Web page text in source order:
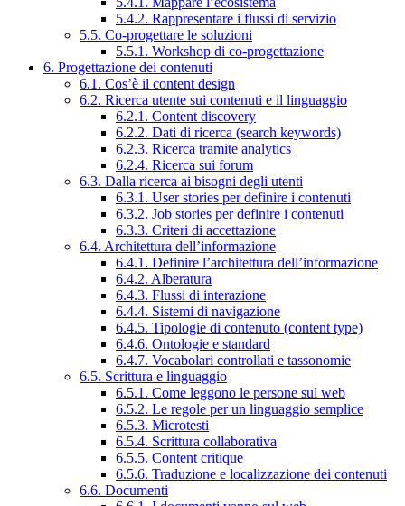
5.4.2. Rappresentare i flussi di servizio
5.5. Co-progettare le soluzioni
5.5.1. Workshop di co-progettazione
6. Progettazione dei contenuti
6.1. Cos’è il content design
6.2. Ricerca utente sui contenuti e il linguaggio
6.2.1. Content discovery
6.2.2. Dati di ricerca (search keywords)
6.2.3. Ricerca tramite analytics
6.2.4. Ricerca sui forum
6.3. Dalla ricerca ai bisogni degli utenti
6.3.1. User stories per definire i contenuti
6.3.2. Job stories per definire i contenuti
6.3.3. Criteri di accettazione
6.4. Architettura dell’informazione
6.4.1. Definire l’architettura dell’informazione
6.4.2. Alberatura
6.4.3. Flussi di interazione
6.4.4. Sistemi di navigazione
6.4.5. Tipologie di contenuto (content type)
6.4.6. Ontologie e standard
6.4.7. Vocabolari controllati e tassonomie
6.5. Scrittura e linguaggio
6.5.1. Come leggono le persone sul web
6.5.2. Le regole per un linguaggio semplice
6.5.3. Microtesti
6.5.4. Scrittura collaborativa
6.5.5. Content critique
6.5.6. Traduzione e localizzazione dei contenuti
6.6. Documenti